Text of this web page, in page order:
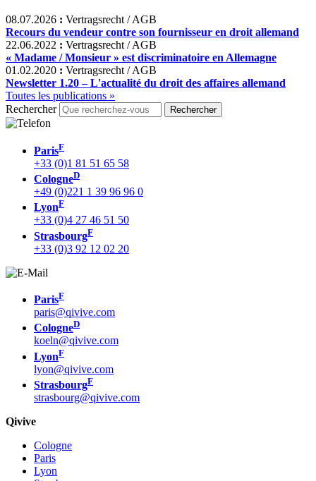
08.07.2026 : Vertragsrecht / AGB
Recours du vendeur contre son fournisseur en droit allemand
22.06.2022 : Vertragsrecht / AGB
« Madame / Monsieur » est discriminatoire en Allemagne
01.02.2020 : Vertragsrecht / AGB
Newsletter 1.20 – L'actualité du droit des affaires allemand
Toutes les publications »
Rechercher
ParisF
+33 (0)1 81 51 65 58
CologneD
+49 (0)221 1 39 96 96 0
LyonF
+33 (0)4 27 46 51 50
StrasbourgF
+33 (0)3 92 12 02 20
ParisF
paris@qivive.com
CologneD
koeln@qivive.com
LyonF
lyon@qivive.com
StrasbourgF
strasbourg@qivive.com
Qivive
Cologne
Paris
Lyon